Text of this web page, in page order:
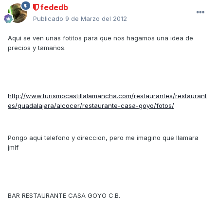
fededb
Publicado 9 de Marzo del 2012
Aqui se ven unas fotitos para que nos hagamos una idea de
precios y tamaños.
http://www.turismocastillalamancha.com/restaurantes/restaurant
es/guadalajara/alcocer/restaurante-casa-goyo/fotos/
Pongo aqui telefono y direccion, pero me imagino que llamara
jmlf
BAR RESTAURANTE CASA GOYO C.B.